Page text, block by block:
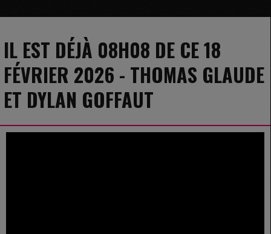
IL EST DÉJÀ 08H08 DE CE 18
FÉVRIER 2026 - THOMAS GLAUDE
ET DYLAN GOFFAUT